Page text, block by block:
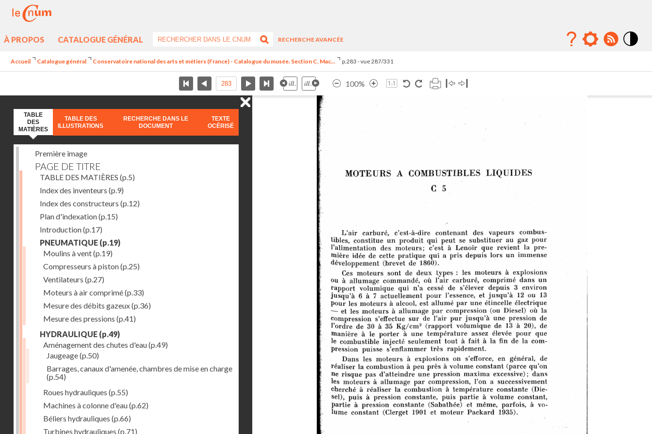
À PROPOS CATALOGUE GÉNÉRAL
RECHERCHE AVANCÉE
Accueil Catalogue général Conservatoire national des arts et métiers (France) - Catalogue du musée. Section C, Mac... p.283 - vue 287/331
100%
TABLE
DES
MATIÈRES
TABLE DES
ILLUSTRATIONS
RECHERCHE DANS LE
DOCUMENT
TEXTE
OCÉRISÉ
Première image
PAGE DE TITRE
TABLE DES MATIÈRES (p.5)
Index des inventeurs (p.9)
Index des constructeurs (p.12)
Plan d'indexation(p.15)
Introduction(p.17)
PNEUMATIQUE (p.19)
Moulins à vent(p.19)
Compresseurs à piston(p.25)
Ventilateurs (p.27)
Moteurs à air comprimé(p.33)
Mesure des débits gazeux(p.36)
Mesure des pressions (p.41)
HYDRAULIQUE (p.49)
Aménagement des chutes d'eau(p.49)
Jaugeage(p.50)
Barrages, canaux d'amenée, chambres de mise en charge
(p.54)
Roues hydrauliques (p.55)
Machines à colonne d'eau(p.62)
Béliers hydrauliques (p.66)
Turbines hydrauliques (p.71)